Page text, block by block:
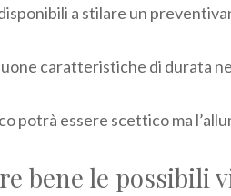
a stilare un
caratteristiche di durata
potrà essere scettico ma
bene le possibili